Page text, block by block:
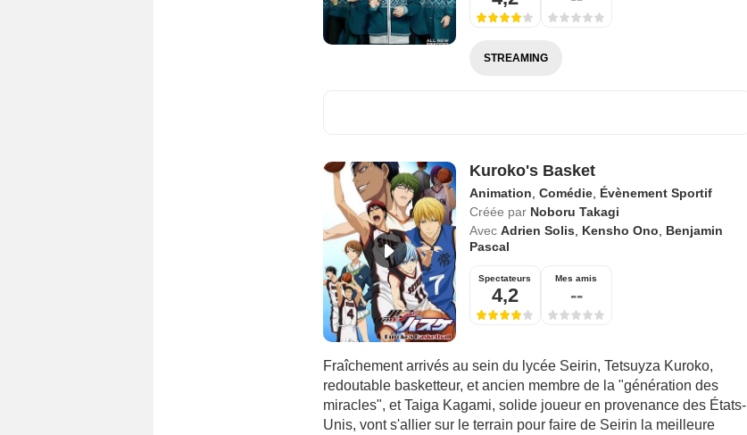
STREAMING
Kuroko's Basket
Animation, Comédie, Évènement Sportif
Créée par Noboru Takagi
Avec Adrien Solis, Kensho Ono, Benjamin
Pascal
Spectateurs
4,2
Mes amis
--
Fraîchement arrivés au sein du lycée Seirin, Tetsuyza Kuroko,
redoutable basketteur, et ancien membre de la "génération des
miracles", et Taiga Kagami, solide joueur en provenance des États-
Unis, vont s'allier sur le terrain pour faire de Seirin la meilleure